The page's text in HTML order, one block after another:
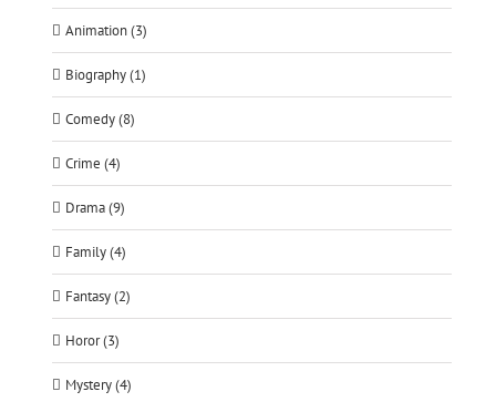
Animation (3)
Biography (1)
Comedy (8)
Crime (4)
Drama (9)
Family (4)
Fantasy (2)
Horor (3)
Mystery (4)